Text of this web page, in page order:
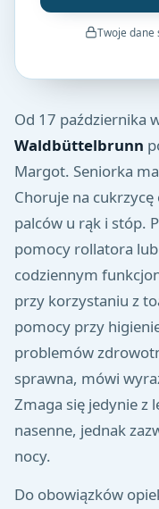
Twoje dane
Od 17 października
Waldbüttelbrunn
Margot. Seniorka
Choruje na
palców u rąk i stóp.
pomocy rollatora
codziennym
przy korzystaniu z
pomocy przy
problemów
sprawna, mówi
Zmaga się jedynie z
nasenne, jednak
nocy.
Do obowiązków